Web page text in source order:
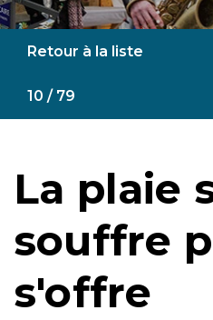
Retour à la liste
10 / 79
La plaie
souffre
s'offre